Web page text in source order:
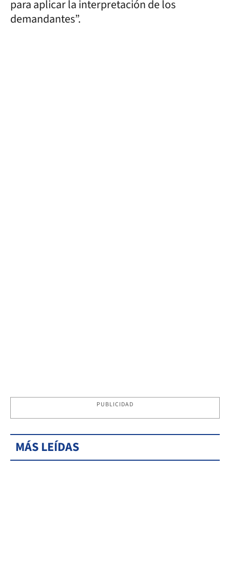
para aplicar la interpretación de los
demandantes”.
PUBLICIDAD
MÁS LEÍDAS